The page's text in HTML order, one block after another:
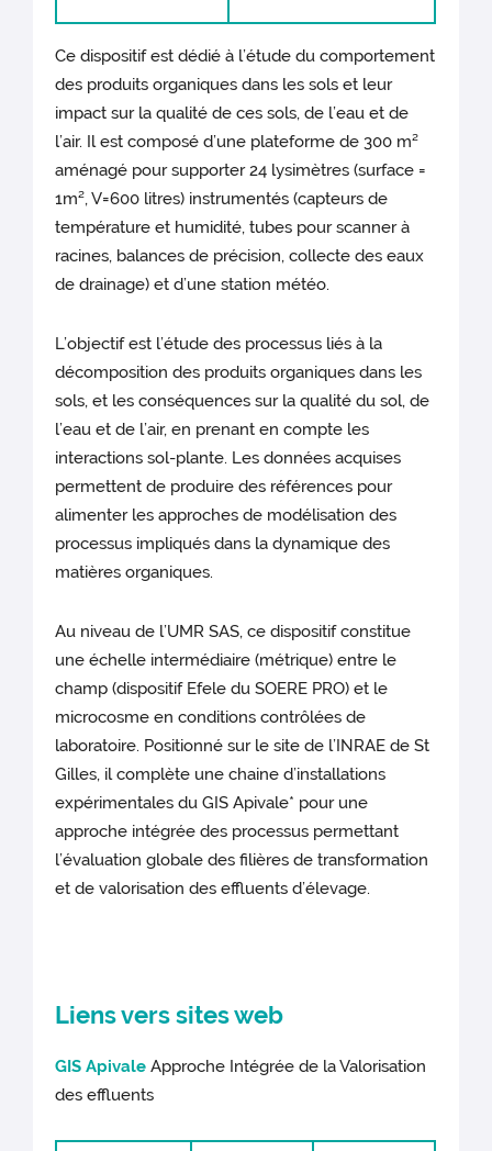
Ce dispositif est dédié à l’étude du comportement
des produits organiques dans les sols et leur
impact sur la qualité de ces sols, de l’eau et de
l’air. Il est composé d’une plateforme de 300 m²
aménagé pour supporter 24 lysimètres (surface =
1m², V=600 litres) instrumentés (capteurs de
température et humidité, tubes pour scanner à
racines, balances de précision, collecte des eaux
de drainage) et d’une station météo.
L’objectif est l’étude des processus liés à la
décomposition des produits organiques dans les
sols, et les conséquences sur la qualité du sol, de
l’eau et de l’air, en prenant en compte les
interactions sol-plante. Les données acquises
permettent de produire des références pour
alimenter les approches de modélisation des
processus impliqués dans la dynamique des
matières organiques.
Au niveau de l’UMR SAS, ce dispositif constitue
une échelle intermédiaire (métrique) entre le
champ (dispositif Efele du SOERE PRO) et le
microcosme en conditions contrôlées de
laboratoire. Positionné sur le site de l’INRAE de St
Gilles, il complète une chaine d’installations
expérimentales du GIS Apivale* pour une
approche intégrée des processus permettant
l’évaluation globale des filières de transformation
et de valorisation des effluents d’élevage.
Liens vers sites web
GIS Apivale Approche Intégrée de la Valorisation
des effluents